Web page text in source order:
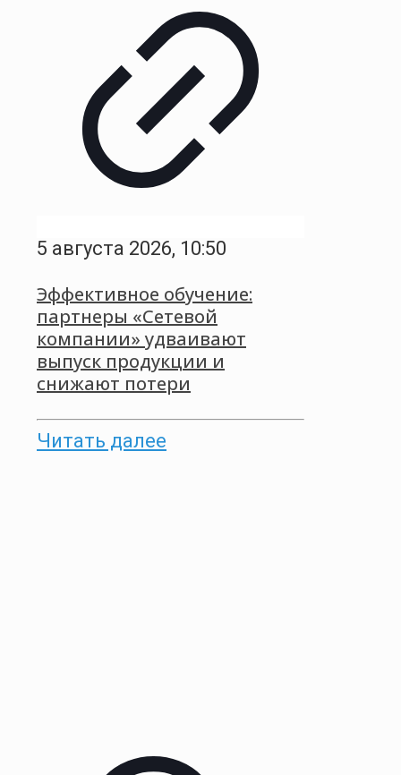
5 августа 2026, 10:50
Эффективное обучение:
партнеры «Сетевой
компании» удваивают
выпуск продукции и
снижают потери
Читать далее